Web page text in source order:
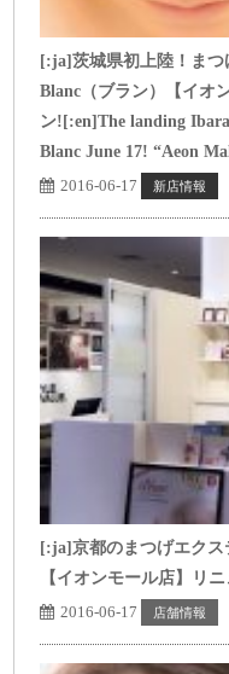
[:ja]茨城県初上陸！ま
Blanc（ブラン）【イオ
ン![:en]The landing
Blanc June 17! “Aeon
2016-06-17
新店情報
[:ja]京都のまつげエクス
【イオンモール店】リ
2016-06-17
店舗情報